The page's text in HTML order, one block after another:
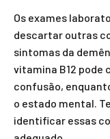
Os exames
descartar outras
sintomas da
vitamina B12 pode
confusão,
o estado mental.
identificar essas